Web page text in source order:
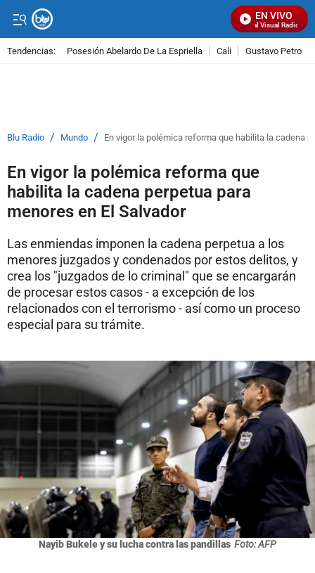
EN VIVO
Señal Visual Radio
Tendencias: Posesión Abelardo De La Espriella Cali Gustavo Petro
Blu Radio / Mundo / En vigor la polémica reforma que habilita la cadena
En vigor la polémica reforma que
habilita la cadena perpetua para
menores en El Salvador
Las enmiendas imponen la cadena perpetua a los
menores juzgados y condenados por estos delitos, y
crea los "juzgados de lo criminal" que se encargarán
de procesar estos casos - a excepción de los
relacionados con el terrorismo - así como un proceso
especial para su trámite.
Nayib Bukele y su lucha contra las pandillas Foto: AFP